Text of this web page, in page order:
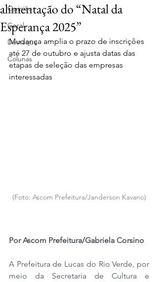
Opinião
Geral
Destaque
Colunas
alimentação do “Natal da
Esperança 2025”
Mudança amplia o prazo de inscrições
até 27 de outubro e ajusta datas das
etapas de seleção das empresas
interessadas
(Foto: Ascom Prefeitura/Janderson Kavano)
Por Ascom Prefeitura/Gabriela Corsino
A Prefeitura de Lucas do Rio Verde, por
meio da Secretaria de Cultura e